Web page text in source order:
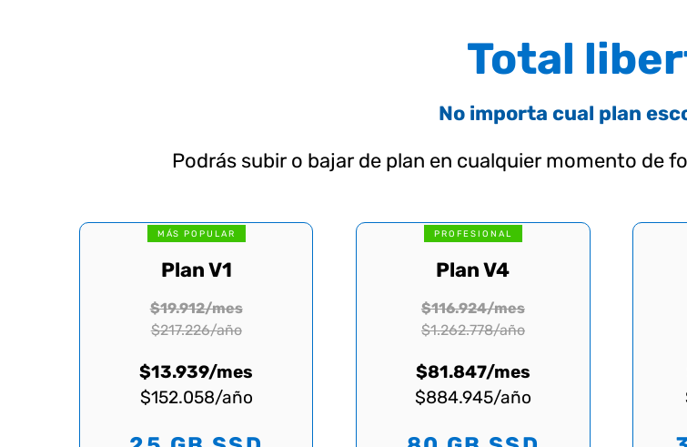
Total
No importa cual plan
Podrás subir o bajar de plan en cualquier momento de
MÁS POPULAR
Plan V1
$19.912/mes
$217.226/año
$13.939/mes
$152.058/año
PROFESIONAL
Plan V4
$116.924/mes
$1.262.778/año
$81.847/mes
$884.945/año